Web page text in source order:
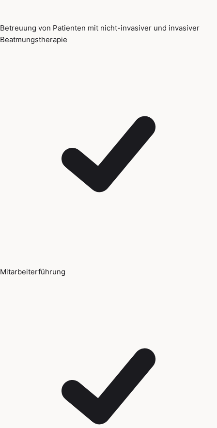
Betreuung von Patienten mit nicht-invasiver und invasiver
Beatmungstherapie
Mitarbeiterführung